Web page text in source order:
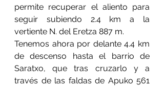
permite recuperar el aliento para
seguir subiendo 2.4 km a la
vertiente N. del Eretza 887 m.
Tenemos ahora por delante 4.4 km
de descenso hasta el barrio de
Saratxo, que tras cruzarlo y a
través de las faldas de Apuko 561